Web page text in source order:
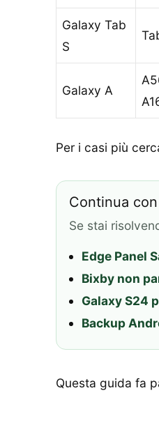
Galaxy Tab
S
Galaxy A
Per i casi più
Continua
Se stai
Edge Panel
Bixby non
Galaxy S24
Backup
Questa guida fa